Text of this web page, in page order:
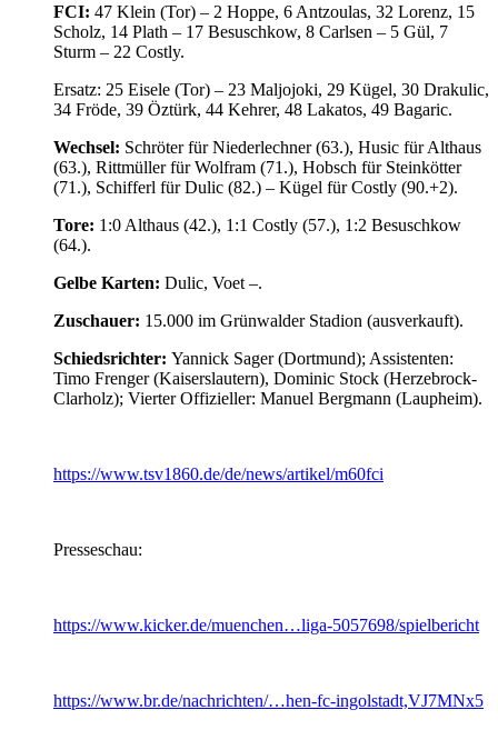
FCI: 47 Klein (Tor) – 2 Hoppe, 6 Antzoulas, 32 Lorenz, 15
Scholz, 14 Plath – 17 Besuschkow, 8 Carlsen – 5 Gül, 7
Sturm – 22 Costly.
Ersatz: 25 Eisele (Tor) – 23 Maljojoki, 29 Kügel, 30 Drakulic,
34 Fröde, 39 Öztürk, 44 Kehrer, 48 Lakatos, 49 Bagaric.
Wechsel: Schröter für Niederlechner (63.), Husic für Althaus
(63.), Rittmüller für Wolfram (71.), Hobsch für Steinkötter
(71.), Schifferl für Dulic (82.) – Kügel für Costly (90.+2).
Tore: 1:0 Althaus (42.), 1:1 Costly (57.), 1:2 Besuschkow
(64.).
Gelbe Karten: Dulic, Voet –.
Zuschauer: 15.000 im Grünwalder Stadion (ausverkauft).
Schiedsrichter: Yannick Sager (Dortmund); Assistenten:
Timo Frenger (Kaiserslautern), Dominic Stock (Herzebrock-
Clarholz); Vierter Offizieller: Manuel Bergmann (Laupheim).
https://www.tsv1860.de/de/news/artikel/m60fci
Presseschau:
https://www.kicker.de/muenchen…liga-5057698/spielbericht
https://www.br.de/nachrichten/…hen-fc-ingolstadt,VJ7MNx5